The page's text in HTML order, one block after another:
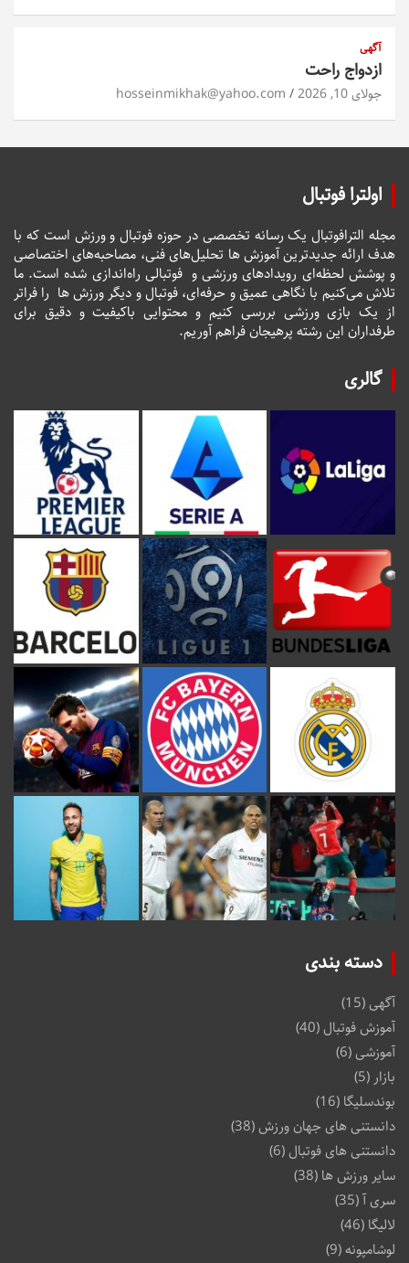
آگهی
ازدواج راحت
جولای 10, 2026 hosseinmikhak@yahoo.com
اولترا فوتبال
مجله الترافوتبال یک رسانه تخصصی در حوزه فوتبال و ورزش است که با
هدف ارائه جدیدترین آموزش ها تحلیل‌های فنی، مصاحبه‌های اختصاصی
و پوشش لحظه‌ای رویدادهای ورزشی و فوتبالی راه‌اندازی شده است. ما
تلاش می‌کنیم با نگاهی عمیق و حرفه‌ای، فوتبال و دیگر ورزش ها را فراتر
از یک بازی ورزشی بررسی کنیم و محتوایی باکیفیت و دقیق برای
طرفداران این رشته پرهیجان فراهم آوریم.
گالری
دسته بندی
آگهی(15)
آموزش فوتبال (40)
آموزشی(6)
بازار (5)
بوندسلیگا (16)
دانستنی های جهان ورزش(38)
دانستنی های فوتبال (6)
سایر ورزش ها (38)
سری آ(35)
لالیگا (46)
لوشامپونه(9)